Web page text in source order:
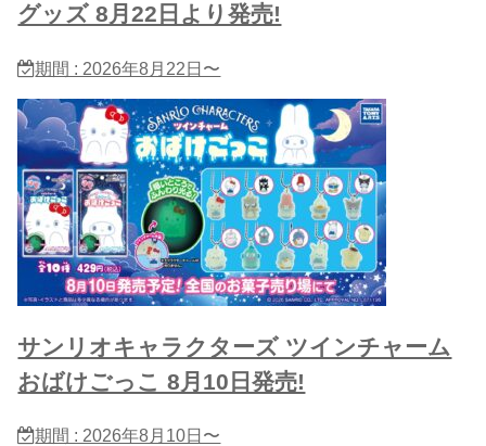
グッズ 8月22日より発売!
期間 : 2026年8月22日〜
サンリオキャラクターズ ツインチャーム
おばけごっこ 8月10日発売!
期間 : 2026年8月10日〜